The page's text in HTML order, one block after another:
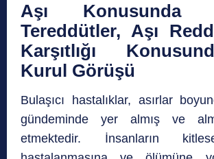
Aşı Konusunda
Tereddütler, Aşı
Karşıtlığı
Kurul Görüşü
Bulaşıcı hastalıklar, asırlar
gündeminde yer almış ve
etmektedir. İnsanların